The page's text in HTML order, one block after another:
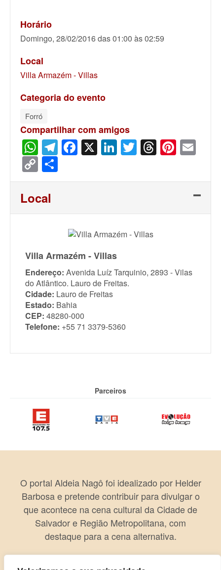
Horário
Domingo, 28/02/2016 das 01:00 às 02:59
Local
Villa Armazém - Villas
Categoria do evento
Forró
Compartilhar com amigos
WhatsApp
Telegram
Facebook
X LinkedIn
Twitter
Threads
Copy
Link
Local
Villa Armazém - Villas
Endereço: Avenida Luíz Tarquinio, 2893 - Vilas
do Atlântico. Lauro de Freitas.
Cidade: Lauro de Freitas
Estado: Bahia
CEP: 48280-000
Telefone: +55 71 3379-5360
Parceiros
O portal Aldeia Nagô foi idealizado por Helder
Barbosa e pretende contribuir para divulgar o
que acontece na cena cultural da Cidade de
Salvador e Região Metropolitana, com
destaque para a cena alternativa.